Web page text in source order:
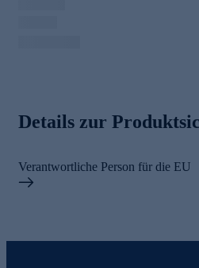
Details zur
Verantwortliche Person für die EU